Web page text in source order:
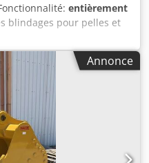
entièrement
blindages pour pelles et
veuillez nous
Annonce